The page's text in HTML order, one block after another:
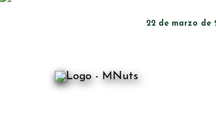
22 de marzo de